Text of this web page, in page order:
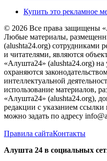
Купить это рекламное
© 2026 Все права защищены
Любые материалы,
(alushta24.org) сотрудниками
и читателями, являются
«Алушта24» (alushta24.org) на
охраняются
интеллектуальной
использование материалов,
«Алушта24» (alushta24.org),
редакции с указанием
можно задать по адресу
Правила сайтаКонтакты
Алушта 24 в социальных